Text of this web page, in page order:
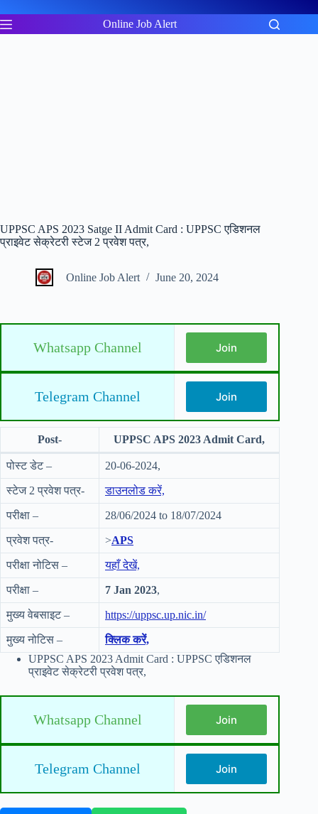
to
content
Online Job Alert
UPPSC APS 2023 Satge II Admit Card : UPPSC एडिशनल
प्राइवेट सेक्रेटरी स्टेज 2 प्रवेश पत्र,
Online Job Alert June 20, 2024
Whatsapp Channel Join
Telegram Channel Join
Post- UPPSC APS 2023 Admit Card,
पोस्ट डेट – 20-06-2024,
स्टेज 2 प्रवेश पत्र- डाउनलोड करें,
परीक्षा – 28/06/2024 to 18/07/2024
प्रवेश पत्र- >APS
परीक्षा नोटिस – यहाँ देखें,
परीक्षा – 7 Jan 2023,
मुख्य वेबसाइट – https://uppsc.up.nic.in/
मुख्य नोटिस –
क्लिक करें,
UPPSC APS 2023 Admit Card : UPPSC एडिशनल
प्राइवेट सेक्रेटरी प्रवेश पत्र,
Whatsapp Channel Join
Telegram Channel Join